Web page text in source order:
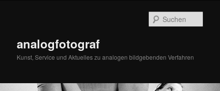
analogfotograf
Kunst, Service und Aktuelles zu analogen bildgebenden Verfahren